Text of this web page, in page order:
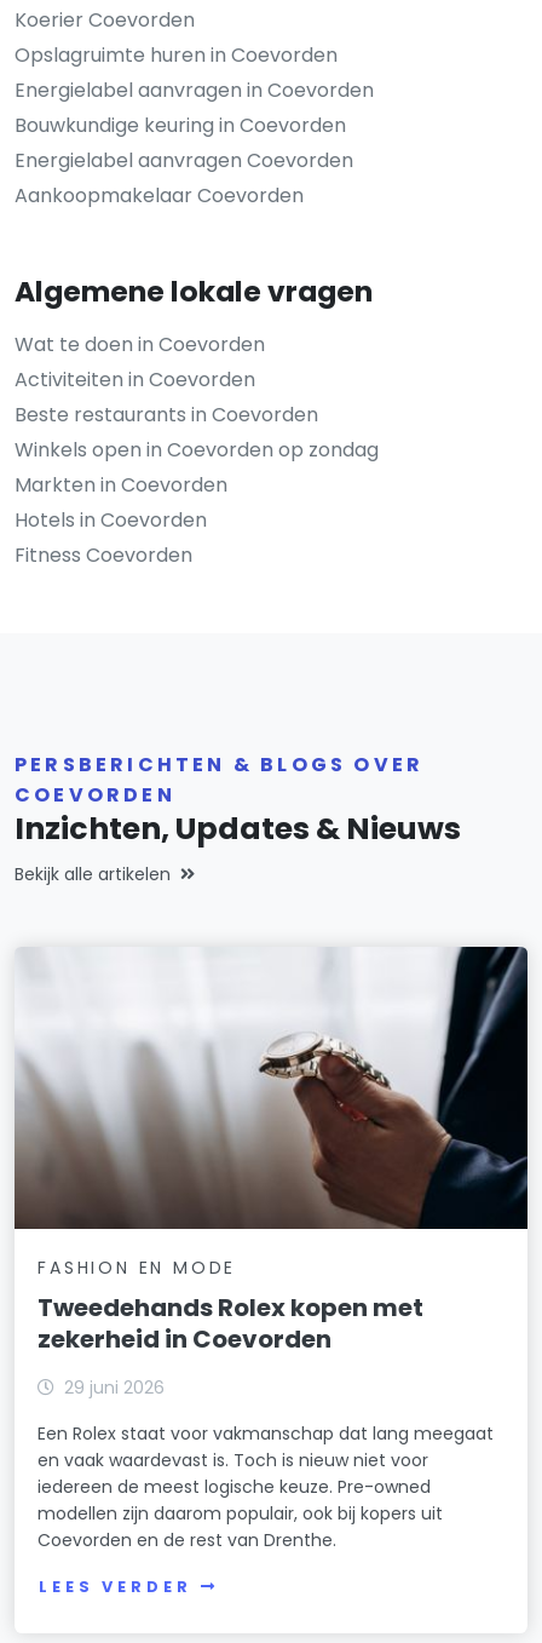
Koerier Coevorden
Opslagruimte huren in Coevorden
Energielabel aanvragen in Coevorden
Bouwkundige keuring in Coevorden
Energielabel aanvragen Coevorden
Aankoopmakelaar Coevorden
Algemene lokale vragen
Wat te doen in Coevorden
Activiteiten in Coevorden
Beste restaurants in Coevorden
Winkels open in Coevorden op zondag
Markten in Coevorden
Hotels in Coevorden
Fitness Coevorden
PERSBERICHTEN & BLOGS OVER
COEVORDEN
Inzichten, Updates & Nieuws
Bekijk alle artikelen
FASHION EN MODE
Tweedehands Rolex kopen met
zekerheid in Coevorden
29 juni 2026
Een Rolex staat voor vakmanschap dat lang meegaat
en vaak waardevast is. Toch is nieuw niet voor
iedereen de meest logische keuze. Pre-owned
modellen zijn daarom populair, ook bij kopers uit
Coevorden en de rest van Drenthe.
LEES VERDER